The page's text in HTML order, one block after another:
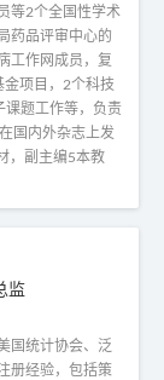
等2个全国性学术
药品评审中心的
工作网成员，复
项目，2个科技
题工作等，负责
国内外杂志上发
，副主编5本教
监
国统计协会、泛
册经验，包括策